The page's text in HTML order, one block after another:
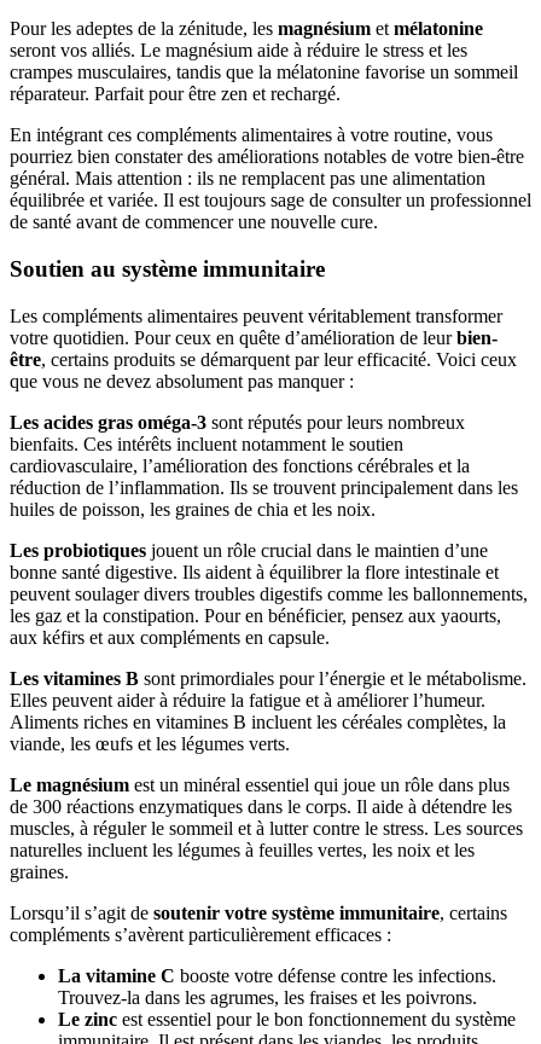
Pour les adeptes de la zénitude, les magnésium et mélatonine
seront vos alliés. Le magnésium aide à réduire le stress et les
crampes musculaires, tandis que la mélatonine favorise un sommeil
réparateur. Parfait pour être zen et rechargé.
En intégrant ces compléments alimentaires à votre routine, vous
pourriez bien constater des améliorations notables de votre bien-être
général. Mais attention : ils ne remplacent pas une alimentation
équilibrée et variée. Il est toujours sage de consulter un professionnel
de santé avant de commencer une nouvelle cure.
Soutien au système immunitaire
Les compléments alimentaires peuvent véritablement transformer
votre quotidien. Pour ceux en quête d’amélioration de leurbien-
être, certains produits se démarquent par leur efficacité. Voici ceux
que vous ne devez absolument pas manquer :
Les acides gras oméga-3 sont réputés pour leurs nombreux
bienfaits. Ces intérêts incluent notamment le soutien
cardiovasculaire, l’amélioration des fonctions cérébrales et la
réduction de l’inflammation. Ils se trouvent principalement dans les
huiles de poisson, les graines de chia et les noix.
Les probiotiques jouent un rôle crucial dans le maintien d’une
bonne santé digestive. Ils aident à équilibrer la flore intestinale et
peuvent soulager divers troubles digestifs comme les ballonnements,
les gaz et la constipation. Pour en bénéficier, pensez aux yaourts,
aux kéfirs et aux compléments en capsule.
Les vitamines B sont primordiales pour l’énergie et le métabolisme.
Elles peuvent aider à réduire la fatigue et à améliorer l’humeur.
Aliments riches en vitamines B incluent les céréales complètes, la
viande, les œufs et les légumes verts.
Le magnésium est un minéral essentiel qui joue un rôle dans plus
de 300 réactions enzymatiques dans le corps. Il aide à détendre les
muscles, à réguler le sommeil et à lutter contre le stress. Les sources
naturelles incluent les légumes à feuilles vertes, les noix et les
graines.
Lorsqu’il s’agit de soutenir votre système immunitaire, certains
compléments s’avèrent particulièrement efficaces :
La vitamine C booste votre défense contre les infections.
Trouvez-la dans les agrumes, les fraises et les poivrons.
Le zinc est essentiel pour le bon fonctionnement du système